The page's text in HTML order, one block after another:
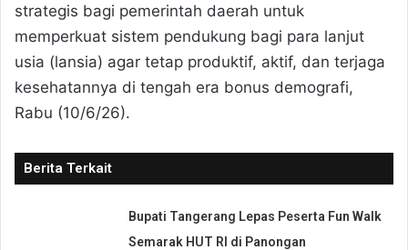
strategis bagi pemerintah daerah untuk
memperkuat sistem pendukung bagi para lanjut
usia (lansia) agar tetap produktif, aktif, dan terjaga
kesehatannya di tengah era bonus demografi,
Rabu (10/6/26).
Berita Terkait
Bupati Tangerang Lepas Peserta Fun Walk
Semarak HUT RI di Panongan